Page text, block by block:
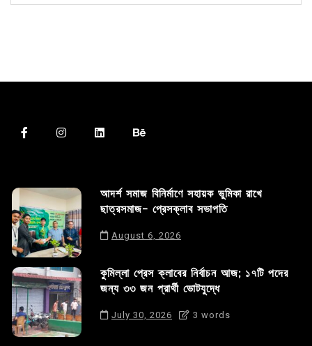
আদর্শ সমাজ বিনির্মাণে সহায়ক ভুমিকা রাখে
ছাত্রসমাজ- প্রেসক্লাব সভাপতি
August 6, 2026
কুমিল্লা প্রেস ক্লাবের নির্বাচন আজ; ১৭টি পদের
জন্য ৩৩ জন প্রার্থী ভোটযুদ্ধে
July 30, 2026 3 words